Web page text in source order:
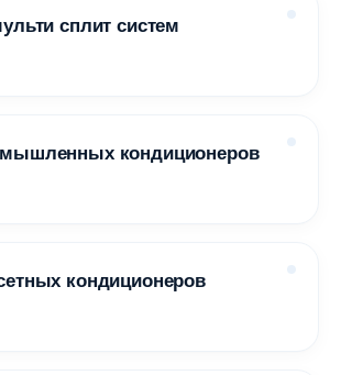
сплит систем
кондиционеров
кондиционеров